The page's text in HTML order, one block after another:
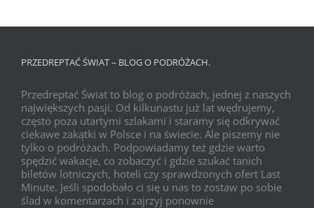
PRZEDREPTAĆ ŚWIAT – BLOG O PODRÓŻACH.
Przedreptać Świat to blog o podróżach, jednej z naszych
największych pasji. Od kilkunastu już lat wędrujemy,
często poza utartymi szlakami i staramy się odkrywać
ciekawe zakątki w Polsce i na świecie. Ale piszemy nie
tylko o podróżach. Podpowiadamy też gdzie warto
spędzić wakacje, co zobaczyć i gdzie szukać tanich
biletów lotniczych, hoteli czy sprawdzonych ofert Last
Minute. Jeśli spodobało ci się u nas to zostaw po sobie
ślad w komentarzach i zajrzyj ponownie